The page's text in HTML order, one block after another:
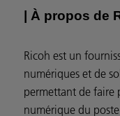
| À propos de
Ricoh est un
numériques et de
permettant de faire
numérique du